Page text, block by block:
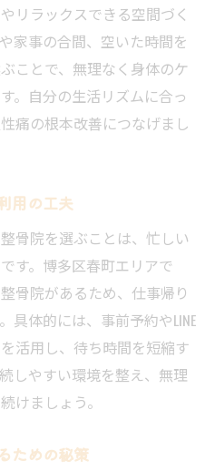
リラックスできる空間づく
家事の合間、空いた時間を
ことで、無理なく身体のケ
。自分の生活リズムに合っ
痛の根本改善につなげまし
用の工夫
骨院を選ぶことは、忙しい
す。博多区春町エリアで
骨院があるため、仕事帰り
具体的には、事前予約やLINE
活用し、待ち時間を短縮す
しやすい環境を整え、無理
けましょう。
ための秘策